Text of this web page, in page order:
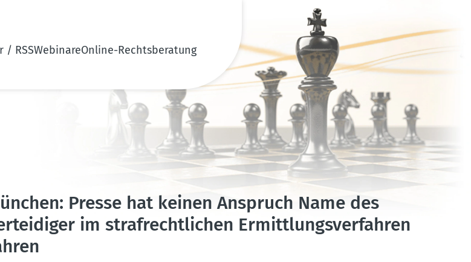
/ RSSWebinareOnline-Rechtsberatung
Presse hat keinen Anspruch Name des
im straf­recht­lichen Ermitt­lungs­ver­fahren